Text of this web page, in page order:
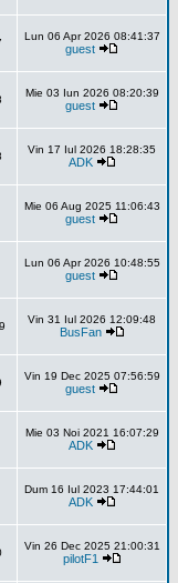
Lun 06 Apr 2026 08:41:37
guest
Mie 03 Iun 2026 08:20:39
guest
Vin 17 Iul 2026 18:28:35
ADK
Mie 06 Aug 2025 11:06:43
guest
Lun 06 Apr 2026 10:48:55
guest
Vin 31 Iul 2026 12:09:48
BusFan
Vin 19 Dec 2025 07:56:59
guest
Mie 03 Noi 2021 16:07:29
ADK
Dum 16 Iul 2023 17:44:01
ADK
Vin 26 Dec 2025 21:00:31
pilotF1